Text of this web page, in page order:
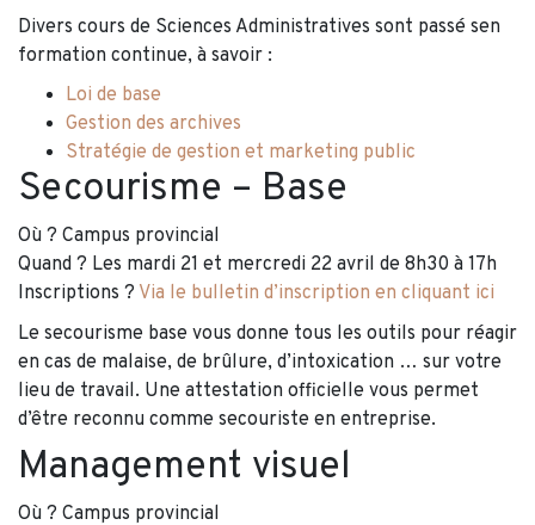
Divers cours de Sciences Administratives sont passé sen
formation continue, à savoir :
Loi de base
Gestion des archives
Stratégie de gestion et marketing public
Secourisme – Base
Où ? Campus provincial
Quand ? Les mardi 21 et mercredi 22 avril de 8h30 à 17h
Inscriptions ? Via le bulletin d’inscription en cliquant ici
Le secourisme base vous donne tous les outils pour réagir
en cas de malaise, de brûlure, d’intoxication … sur votre
lieu de travail. Une attestation officielle vous permet
d’être reconnu comme secouriste en entreprise.
Management visuel
Où ? Campus provincial